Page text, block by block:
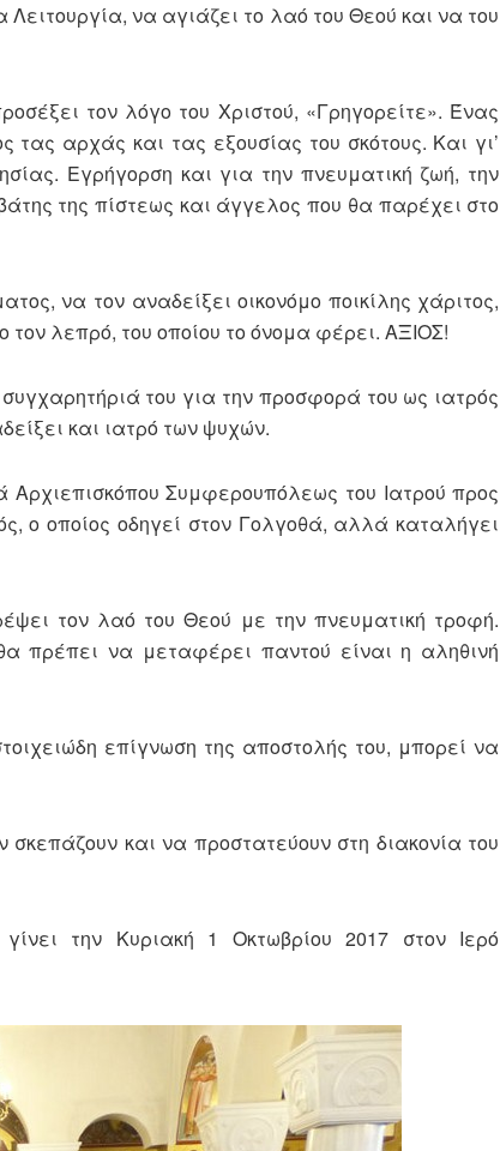
Λειτουργία, να αγιάζει το λαό του Θεού και να του
τον λόγο του Χριστού, «Γρηγορείτε». Ένας
αρχάς και τας εξουσίας του σκότους. Και γι’
Εγρήγορση και για την πνευματική ζωή, την
της πίστεως και άγγελος που θα παρέχει στο
να τον αναδείξει οικονόμο ποικίλης χάριτος,
λεπρό, του οποίου το όνομα φέρει. ΑΞΙΟΣ!
του για την προσφορά του ως ιατρός
και ιατρό των ψυχών.
Αρχιεπισκόπου Συμφερουπόλεως του Ιατρού προς
ο οποίος οδηγεί στον Γολγοθά, αλλά καταλήγει
τον λαό του Θεού με την πνευματική τροφή.
πρέπει να μεταφέρει παντού είναι η αληθινή
επίγνωση της αποστολής του, μπορεί να
και να προστατεύουν στη διακονία του
την Κυριακή 1 Οκτωβρίου 2017 στον Ιερό